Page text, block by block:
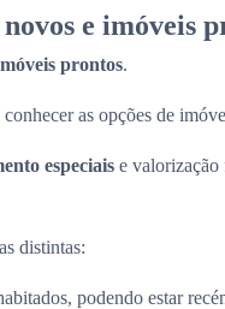
e imóveis
prontos.
conhecer as opções de
especiais e valorização
distintas:
podendo estar